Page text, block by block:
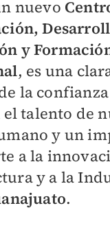
nuevo
y
, es una
la
talento de
y un
a la
y a la
.